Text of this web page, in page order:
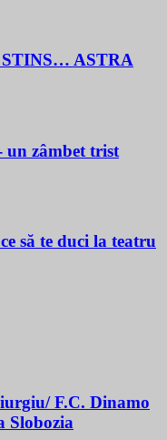
ASTRA
un zâmbet trist
să te duci la teatru
F.C. Dinamo
Slobozia